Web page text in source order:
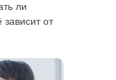
ли
от